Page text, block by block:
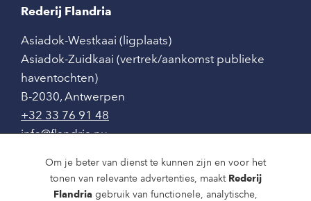
Om je beter van dienst te kunnen zijn en voor het
tonen van relevante advertenties, maakt Rederij
Flandria gebruik van functionele, analytische,
Rederij Flandria
Asiadok-Westkaai (ligplaats)
Asiadok-Zuidkaai (vertrek/aankomst publieke
haventochten)
B-2030, Antwerpen
+32 33 76 91 48
info@flandria.nu
Contact
Vaaragenda